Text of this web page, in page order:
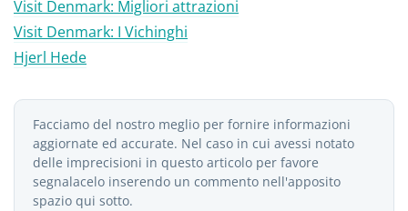
Visit Denmark: Migliori attrazioni
Visit Denmark: I Vichinghi
Hjerl Hede
Facciamo del nostro meglio per fornire informazioni
aggiornate ed accurate. Nel caso in cui avessi notato
delle imprecisioni in questo articolo per favore
segnalacelo inserendo un commento nell'apposito
spazio qui sotto.